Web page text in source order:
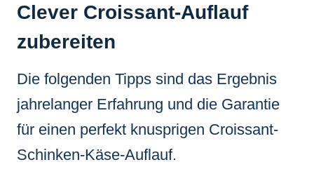
Clever Croissant-Auflauf
zubereiten
Die folgenden Tipps sind das Ergebnis
jahrelanger Erfahrung und die Garantie
für einen perfekt knusprigen Croissant-
Schinken-Käse-Auflauf.